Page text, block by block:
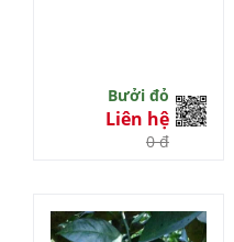
Bưởi đỏ
Liên hệ
0 đ